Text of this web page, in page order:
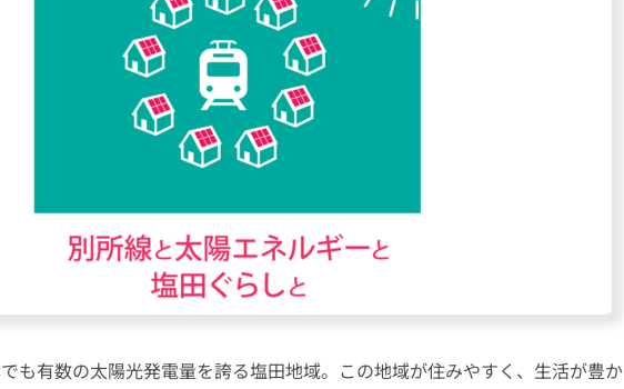
も有数の太陽光発電量を誇る塩田地域。この地域が住みやすく、生活が豊か